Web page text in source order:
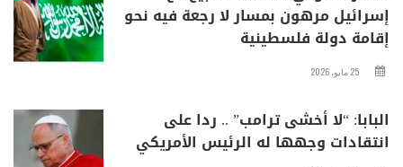
إسرائيل مرهون بمسار لا رجعة فيه نحو
إقامة دولة فلسطينية
25 مايو، 2026
البابا: “لا أخشى ترامب” .. ردا على
انتقادات وجهها له الرئيس الأمريكي